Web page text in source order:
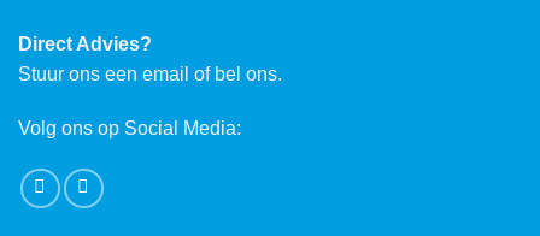
Direct Advies?
Stuur ons een email of bel ons.
Volg ons op Social Media: